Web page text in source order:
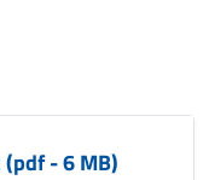
- 6 MB)